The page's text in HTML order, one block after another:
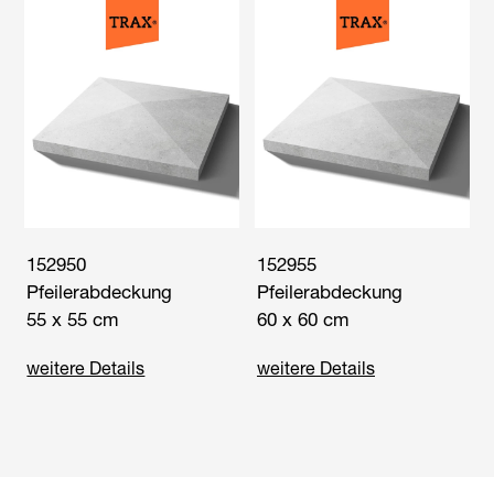
152950
Pfeilerabdeckung
55 x 55 cm
weitere Details
152955
Pfeilerabdeckung
60 x 60 cm
weitere Details